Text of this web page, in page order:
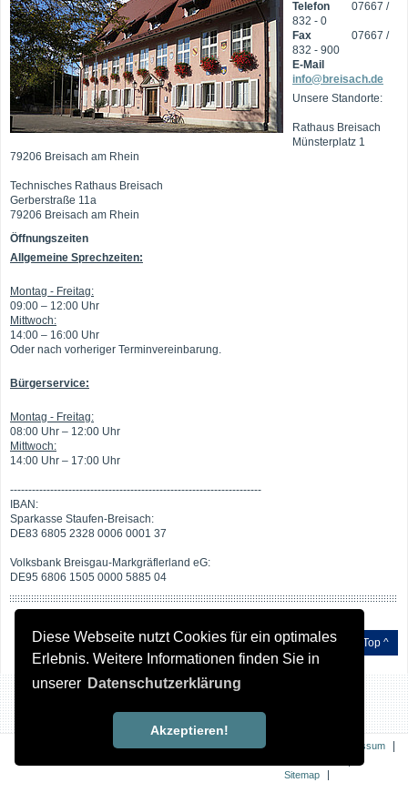
Diese Webseite nutzt Cookies für ein optimales
Erlebnis. Weitere Informationen finden Sie in
unserer Datenschutzerklärung
Akzeptieren!
Telefon
07667 /
832 - 0
Fax
07667 /
832 - 900
E-Mail
info@breisach.de
Unsere Standorte:
Rathaus Breisach
Münsterplatz 1
79206 Breisach am Rhein
Technisches Rathaus Breisach
Gerberstraße 11a
79206 Breisach am Rhein
Öffnungszeiten
Allgemeine Sprechzeiten:
Montag - Freitag:
09:00 – 12:00 Uhr
Mittwoch:
14:00 – 16:00 Uhr
Oder nach vorheriger Terminvereinbarung.
Bürgerservice:
Montag - Freitag:
08:00 Uhr – 12:00 Uhr
Mittwoch:
14:00 Uhr – 17:00 Uhr
---------------------------------------------------------------------
IBAN:
Sparkasse Staufen-Breisach:
DE83 6805 2328 0006 0001 37
Volksbank Breisgau-Markgräflerland eG:
DE95 6806 1505 0000 5885 04
Top ^
Impressum
Sitemap